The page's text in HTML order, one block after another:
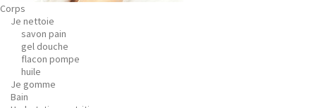
Corps
Je nettoie
savon pain
gel douche
flacon pompe
huile
Je gomme
Bain